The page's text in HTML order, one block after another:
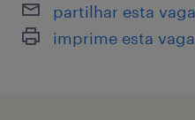
carregamento (
entrega de high valor,
partilhar esta
imprime esta